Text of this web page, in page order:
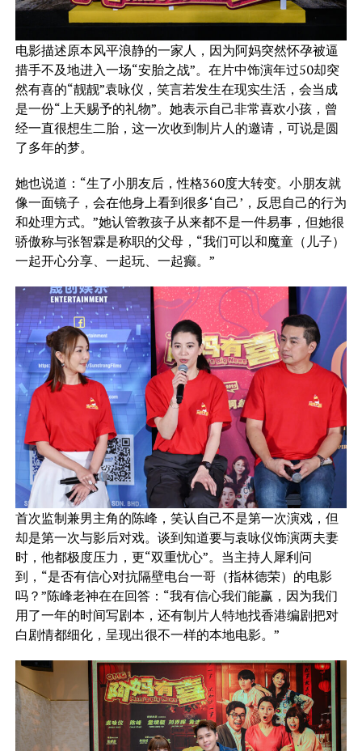
电影描述原本风平浪静的一家人，因为阿妈突然怀孕被逼
措手不及地进入一场“安胎之战”。在片中饰演年过50却突
然有喜的“靓靓”袁咏仪，笑言若发生在现实生活，会当成
是一份“上天赐予的礼物”。她表示自己非常喜欢小孩，曾
经一直很想生二胎，这一次收到制片人的邀请，可说是圆
了多年的梦。
她也说道：“生了小朋友后，性格360度大转变。小朋友就
像一面镜子，会在他身上看到很多‘自己’，反思自己的行为
和处理方式。”她认管教孩子从来都不是一件易事，但她很
骄傲称与张智霖是称职的父母，“我们可以和魔童（儿子）
一起开心分享、一起玩、一起癫。”
首次监制兼男主角的陈峰，笑认自己不是第一次演戏，但
却是第一次与影后对戏。谈到知道要与袁咏仪饰演两夫妻
时，他都极度压力，更“双重忧心”。当主持人犀利问
到，“是否有信心对抗隔壁电台一哥（指林德荣）的电影
吗？”陈峰老神在在回答：“我有信心我们能赢，因为我们
用了一年的时间写剧本，还有制片人特地找香港编剧把对
白剧情都细化，呈现出很不一样的本地电影。”